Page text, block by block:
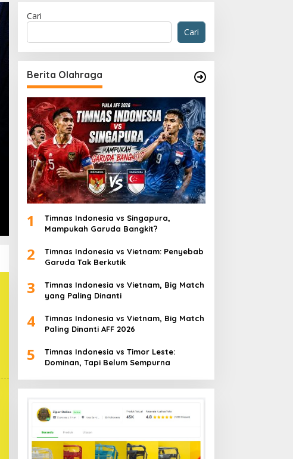
Olahraga
Newcastle vs Chelsea Berakhir
Banget
Cari
Cari
Berita Olahraga
1
Timnas Indonesia vs Singapura,
Mampukah Garuda Bangkit?
2
Timnas Indonesia vs Vietnam: Penyebab
Garuda Tak Berkutik
3
Timnas Indonesia vs Vietnam, Big Match
yang Paling Dinanti
4
Timnas Indonesia vs Vietnam, Big Match
Paling Dinanti AFF 2026
5
Timnas Indonesia vs Timor Leste:
Dominan, Tapi Belum Sempurna